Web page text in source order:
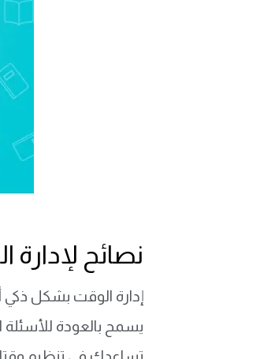
نصائح لإدارة
إدارة الوقت بشكل ذكي
يسمح بالعودة